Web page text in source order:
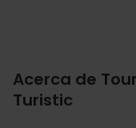
Acerca de
Turistic